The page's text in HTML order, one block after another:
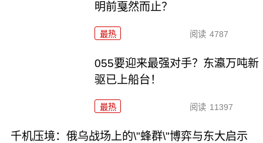
明前戛然而止？
最热 阅读 4787
055要迎来最强对手？东瀛万吨新
驱已上船台！
最热 阅读 11397
千机压境：俄乌战场上的\"蜂群\"博弈与东大启示